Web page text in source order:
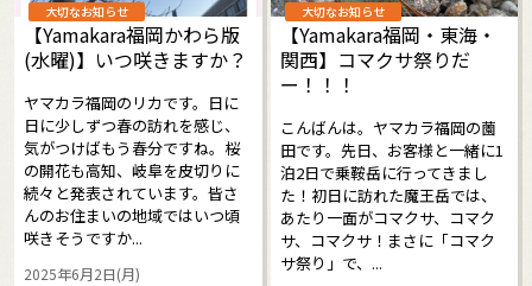
大切なお知らせ
【Yamakara福岡かわら版
(水曜)】いつ咲きますか？
ヤマカラ福岡のリカです。日に
日に少しずつ春の訪れを感じ、
気がつけばもう春分ですね。桜
の開花も高知、岐阜を皮切りに
続々と発表されています。皆さ
んのお住まいの地域ではいつ頃
咲きそうですか...
2025年6月2日(月)
大切なお知らせ
【Yamakara福岡・東海・
関西】コマクサ祭りだ
ー！！！
こんばんは。ヤマカラ福岡の薗
田です。先日、お客様と一緒に1
泊2日で乗鞍岳に行ってきまし
た！初日に訪れた魔王岳では、
あたり一面がコマクサ、コマク
サ、コマクサ！まさに「コマク
サ祭り」で、...